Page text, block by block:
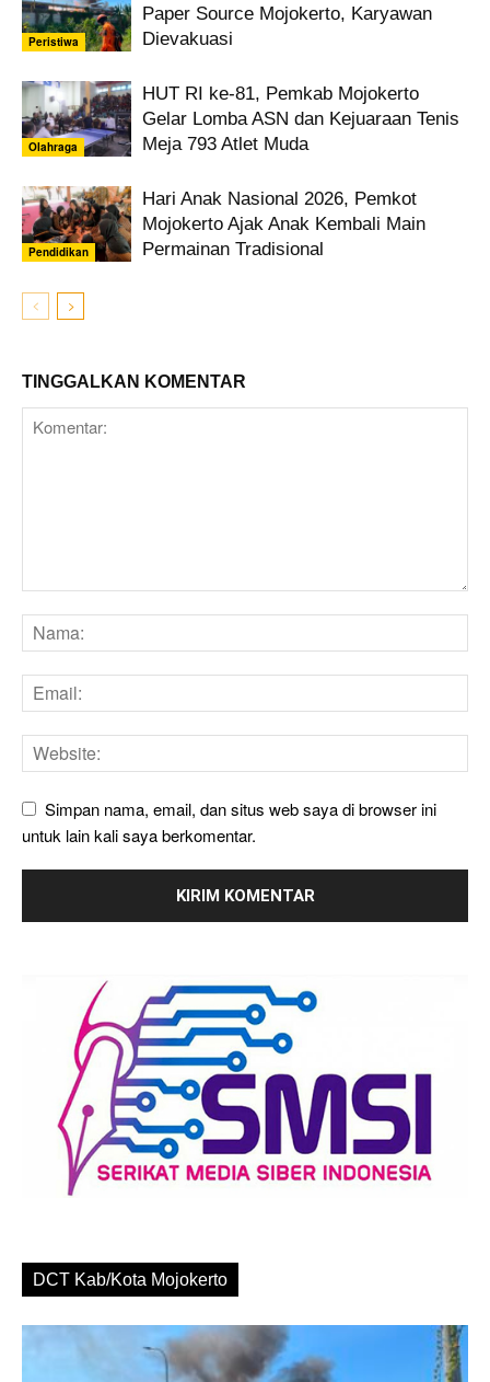
Peristiwa
Paper Source Mojokerto, Karyawan
Dievakuasi
Olahraga
HUT RI ke-81, Pemkab Mojokerto
Gelar Lomba ASN dan Kejuaraan Tenis
Meja 793 Atlet Muda
Pendidikan
Hari Anak Nasional 2026, Pemkot
Mojokerto Ajak Anak Kembali Main
Permainan Tradisional
TINGGALKAN KOMENTAR
Simpan nama, email, dan situs web saya di browser ini
untuk lain kali saya berkomentar.
DCT Kab/Kota Mojokerto